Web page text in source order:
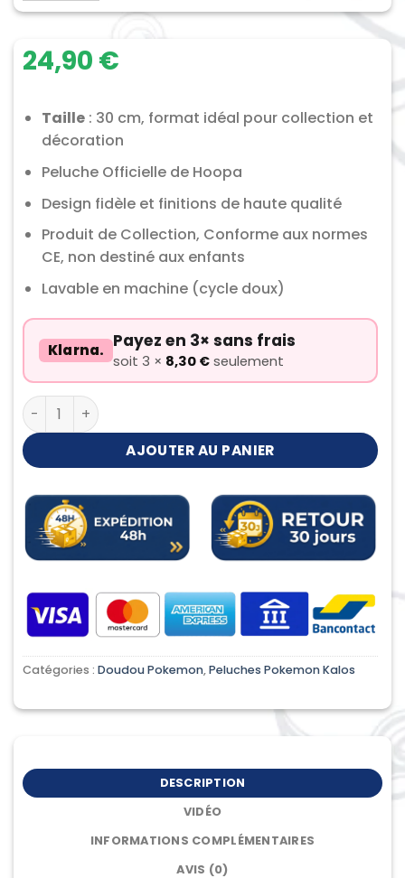
24,90 €
Taille: 30 cm, format idéal pour collection et
décoration
Peluche Officielle de Hoopa
Design fidèle et finitions de haute qualité
Produit de Collection, Conforme aux normes
CE, non destiné aux enfants
Lavable en machine (cycle doux)
Klarna. Payez en 3× sans frais
soit 3 × 8,30 € seulement
quantité de Peluche Hoopa
AJOUTER AU PANIER
Catégories : Doudou Pokemon,Peluches Pokemon Kalos
DESCRIPTION
VIDÉO
INFORMATIONS COMPLÉMENTAIRES
AVIS (0)